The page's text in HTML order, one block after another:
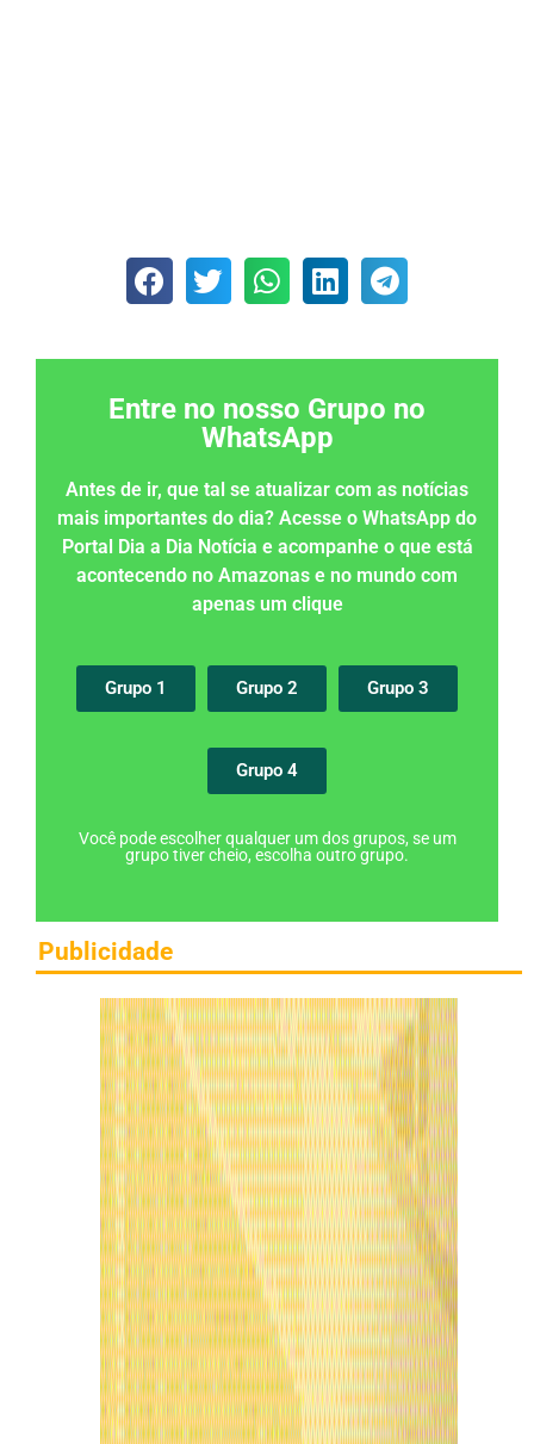
Entre no nosso Grupo no
WhatsApp
Antes de ir, que tal se atualizar com as notícias
mais importantes do dia? Acesse o WhatsApp do
Portal Dia a Dia Notícia e acompanhe o que está
acontecendo no Amazonas e no mundo com
apenas um clique
Grupo 1 Grupo 2 Grupo 3
Grupo 4
Você pode escolher qualquer um dos grupos, se um
grupo tiver cheio, escolha outro grupo.
Publicidade